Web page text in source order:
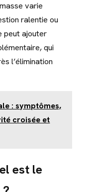
varie
ralentie ou
peut ajouter
qui
l’élimination
: symptômes,
croisée et
est le